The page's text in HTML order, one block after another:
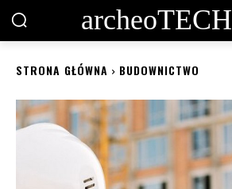
archeoTECH
STRONA GŁÓWNA BUDOWNICTWO